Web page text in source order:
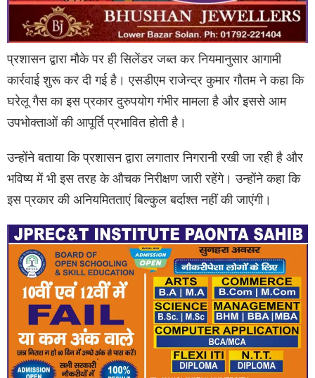
प्रशासन द्वारा मौके पर ही सिलेंडर जब्त कर नियमानुसार आगामी
कार्रवाई शुरू कर दी गई है। एसडीएम राजेन्द्र कुमार गौतम ने कहा कि
घरेलू गैस का इस प्रकार दुरुपयोग गंभीर मामला है और इससे आम
उपभोक्ताओं की आपूर्ति प्रभावित होती है।
उन्होंने बताया कि प्रशासन द्वारा लगातार निगरानी रखी जा रही है और
भविष्य में भी इस तरह के औचक निरीक्षण जारी रहेंगे। उन्होंने कहा कि
इस प्रकार की अनियमितताएं बिल्कुल बर्दाश्त नहीं की जाएंगी।